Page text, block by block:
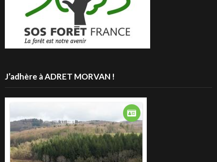
J’adhère à ADRET MORVAN !